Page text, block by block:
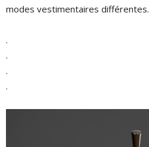
modes vestimentaires différentes.
.
.
.
.